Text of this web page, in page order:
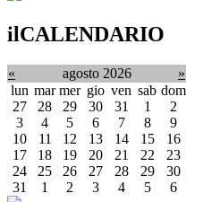
ilCALENDARIO
« agosto 2026
»
lun mar mer gio ven sab dom
27
28 29 30 31 1
2
3
4 5 6 7 8
9
10
11 12 13 14 15
16
17
18 19 20 21 22
23
24
25 26 27 28 29
30
31
1 2 3 4 5 6